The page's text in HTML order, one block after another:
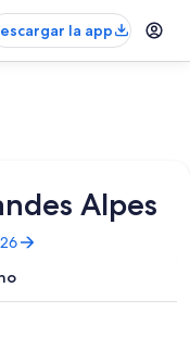
la app
Alpes